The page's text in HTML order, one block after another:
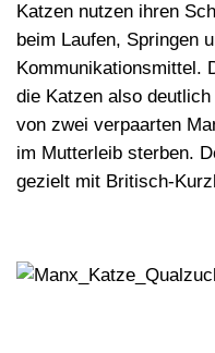
Katzen nutzen ihren
beim Laufen, Springen
Kommunikationsmittel.
die Katzen also
von zwei verpaarten
im Mutterleib sterben.
gezielt mit Britisch-